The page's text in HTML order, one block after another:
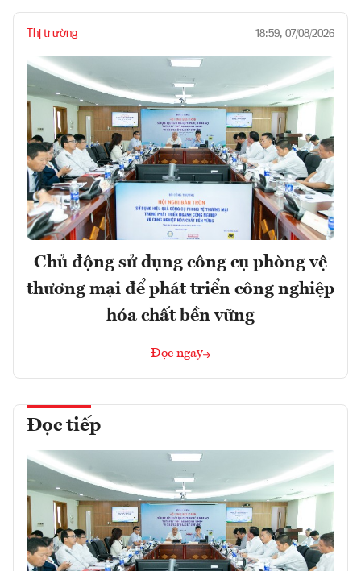
Thị trường 18:59, 07/08/2026
Chủ động sử dụng công cụ phòng vệ
thương mại để phát triển công nghiệp
hóa chất bền vững
Đọc ngay
Đọc tiếp